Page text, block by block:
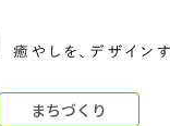
まちづくり